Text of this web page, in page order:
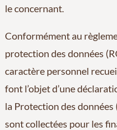
le concernant.
Conformément au
protection des données
caractère personnel
font l’objet d’une
la Protection des données
sont collectées pour les